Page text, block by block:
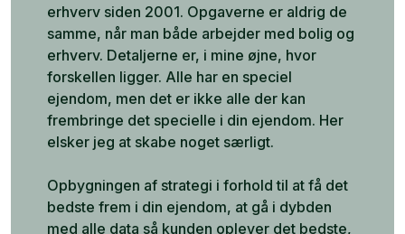
erhverv siden 2001. Opgaverne er aldrig de
samme, når man både arbejder med bolig og
erhverv. Detaljerne er, i mine øjne, hvor
forskellen ligger. Alle har en speciel
ejendom, men det er ikke alle der kan
frembringe det specielle i din ejendom. Her
elsker jeg at skabe noget særligt.
Opbygningen af strategi i forhold til at få det
bedste frem i din ejendom, at gå i dybden
med alle data så kunden oplever det bedste,